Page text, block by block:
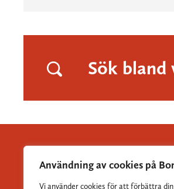
Användning av cookies på
Vi använder cookies för att förbättra
Sök bland